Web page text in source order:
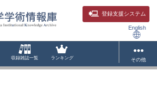
登録支援システム
English
収録雑誌一覧 ランキング その他